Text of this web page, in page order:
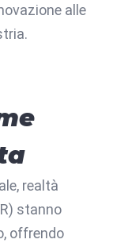
alle
realtà
stanno
offrendo